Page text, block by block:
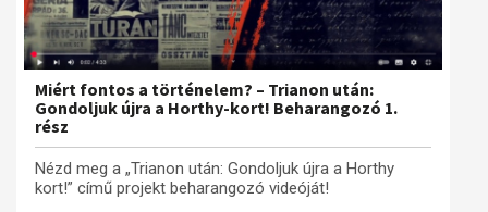
Miért fontos a történelem? – Trianon után:
Gondoljuk újra a Horthy-kort! Beharangozó 1.
rész
Nézd meg a „Trianon után: Gondoljuk újra a Horthy
kort!” című projekt beharangozó videóját!